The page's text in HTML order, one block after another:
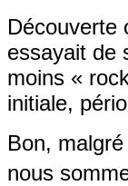
Découverte
essayait de
moins «
initiale,
Bon,
nous